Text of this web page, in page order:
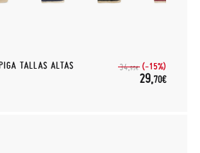
TALLAS ALTAS
34,95€ (-15%)
29,70€